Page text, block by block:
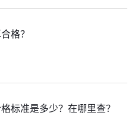
格？
标准是多少？在哪里查？